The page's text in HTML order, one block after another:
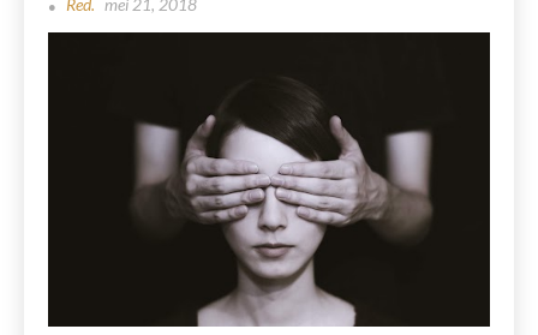
Red. mei 21, 2018